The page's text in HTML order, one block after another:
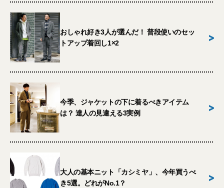
おしゃれ好き3人が選んだ！ 普段使いのセッ
トアップ着回し1×2
>
今季、ジャケットの下に着るべきアイテム
は？ 達人の見違える3実例
>
大人の基本ニット「カシミヤ」、今年買うべ
き5選。どれがNo.1？
>